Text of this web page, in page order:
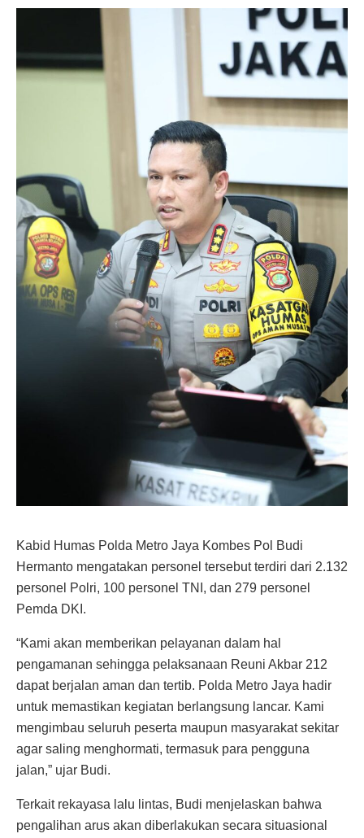
Kabid Humas Polda Metro Jaya Kombes Pol Budi
Hermanto mengatakan personel tersebut terdiri dari 2.132
personel Polri, 100 personel TNI, dan 279 personel
Pemda DKI.
“Kami akan memberikan pelayanan dalam hal
pengamanan sehingga pelaksanaan Reuni Akbar 212
dapat berjalan aman dan tertib. Polda Metro Jaya hadir
untuk memastikan kegiatan berlangsung lancar. Kami
mengimbau seluruh peserta maupun masyarakat sekitar
agar saling menghormati, termasuk para pengguna
jalan,” ujar Budi.
Terkait rekayasa lalu lintas, Budi menjelaskan bahwa
pengalihan arus akan diberlakukan secara situasional